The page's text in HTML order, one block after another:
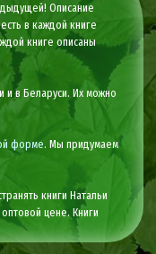
Описание
в каждой книге
книге описаны
и в Беларуси. Их можно
форме. Мы придумаем
книги Натальи
цене. Книги